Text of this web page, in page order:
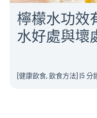
檸檬水功效
水好處與壞
[健康飲食, 飲食方法] |5 分